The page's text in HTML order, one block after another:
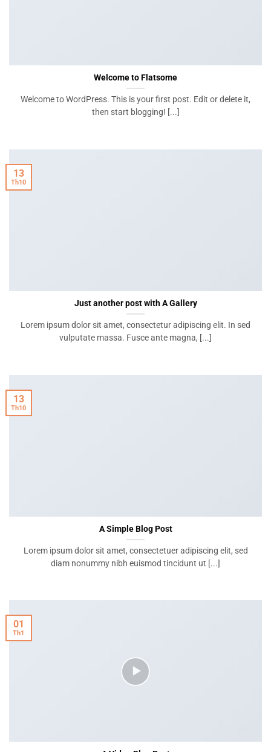
Welcome to Flatsome
Welcome to WordPress. This is your first post. Edit or delete it,
then start blogging! [...]
Just another post with A Gallery
Lorem ipsum dolor sit amet, consectetur adipiscing elit. In sed
vulputate massa. Fusce ante magna, [...]
13
Th10
A Simple Blog Post
Lorem ipsum dolor sit amet, consectetuer adipiscing elit, sed
diam nonummy nibh euismod tincidunt ut [...]
13
Th10
01
Th1